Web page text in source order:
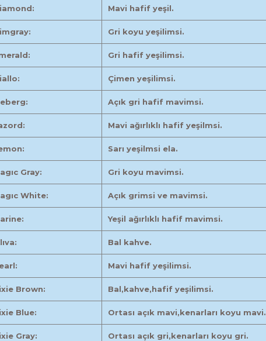
Mavi hafif yeşil.
Gri koyu yeşilimsi.
Gri hafif yeşilimsi.
Çimen yeşilimsi.
Açık gri hafif mavimsi.
Mavi ağırlıklı hafif yeşilmsi.
Sarı yeşilmsi ela.
Gray: Gri koyu mavimsi.
White: Açık grimsi ve mavimsi.
Yeşil ağırlıklı hafif mavimsi.
Bal kahve.
Mavi hafif yeşilimsi.
Brown: Bal,kahve,hafif yeşilimsi.
Blue: Ortası açık mavi,kenarları koyu mavi.
Gray: Ortası açık gri,kenarları koyu gri.